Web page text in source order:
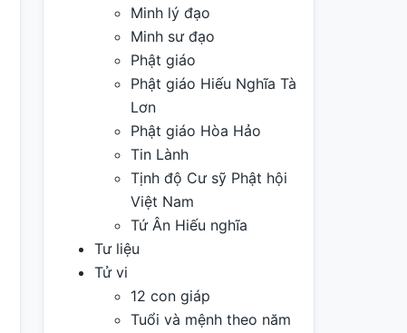
Minh lý đạo
Minh sư đạo
Phật giáo
Phật giáo Hiếu Nghĩa Tà
Lơn
Phật giáo Hòa Hảo
Tin Lành
Tịnh độ Cư sỹ Phật hội
Việt Nam
Tứ Ân Hiếu nghĩa
Tư liệu
Tử vi
12 con giáp
Tuổi và mệnh theo năm